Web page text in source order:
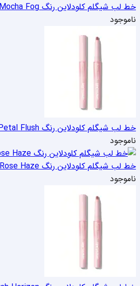
خط لب شیگلم کلودلاین رنگ Mocha Fog
ناموجود
خط لب شیگلم کلودلاین رنگ Petal Flush
ناموجود
خط لب شیگلم کلودلاین رنگ Rose Haze
ناموجود